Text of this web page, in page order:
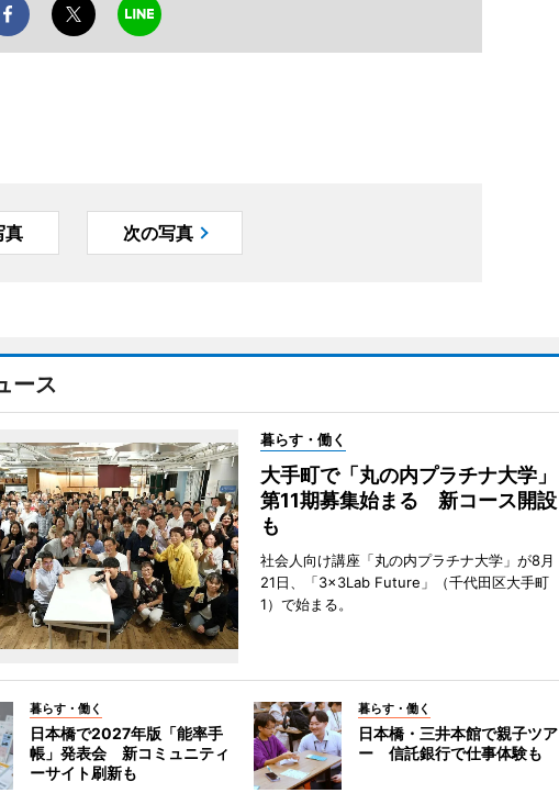
真 次の写真
ース
暮らす・働く
大手町で「丸の内プラチナ大学」
第11期募集始まる 新コース開設
も
社会人向け講座「丸の内プラチナ大学」が8月
21日、「3×3Lab Future」（千代田区大手町
1）で始まる。
暮らす・働く
日本橋で2027年版「能率手
帳」発表会 新コミュニティ
ーサイト刷新も
暮らす・働く
日本橋・三井本館で親子ツア
ー 信託銀行で仕事体験も